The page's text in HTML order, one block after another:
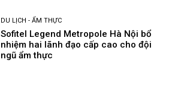
DU LỊCH - ẨM THỰC
Sofitel Legend Metropole Hà Nội bổ
nhiệm hai lãnh đạo cấp cao cho đội
ngũ ẩm thực